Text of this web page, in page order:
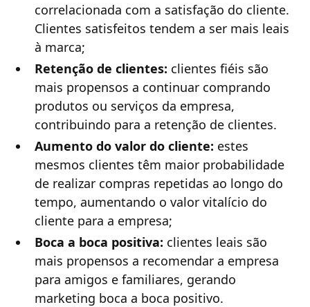
correlacionada com a satisfação do cliente.
Clientes satisfeitos tendem a ser mais leais
à marca;
Retenção de clientes: clientes fiéis são
mais propensos a continuar comprando
produtos ou serviços da empresa,
contribuindo para a retenção de clientes.
Aumento do valor do cliente: estes
mesmos clientes têm maior probabilidade
de realizar compras repetidas ao longo do
tempo, aumentando o valor vitalício do
cliente para a empresa;
Boca a boca positiva: clientes leais são
mais propensos a recomendar a empresa
para amigos e familiares, gerando
marketing boca a boca positivo.